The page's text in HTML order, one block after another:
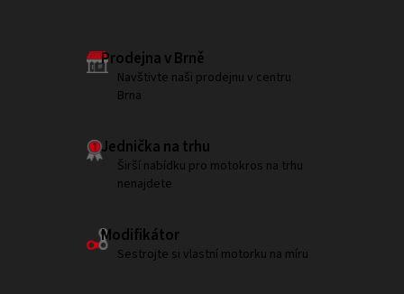
Prodejna v Brně
Navštivte naši prodejnu v centru
Brna
Jednička na trhu
Širší nabídku pro motokros na trhu
nenajdete
Modifikátor
Sestrojte si vlastní motorku na míru